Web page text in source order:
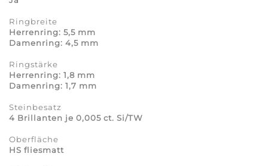
Ringbreite
Herrenring: 5,5 mm
Damenring: 4,5 mm
Ringstärke
Herrenring: 1,8 mm
Damenring: 1,7 mm
Steinbesatz
4 Brillanten je 0,005 ct. Si/TW
Oberfläche
HS fliesmatt